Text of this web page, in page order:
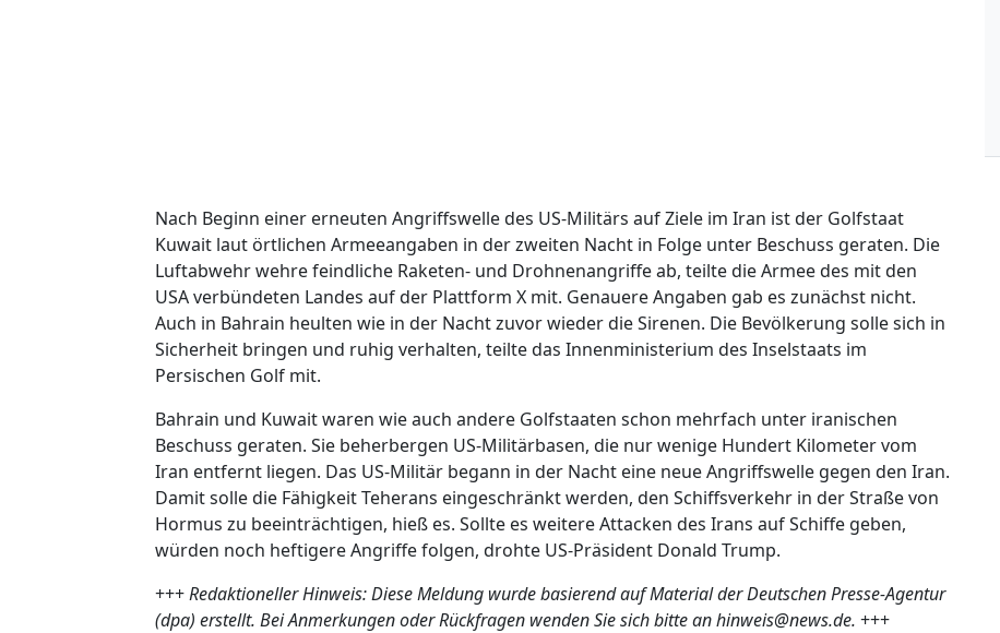
Nach Beginn einer erneuten Angriffswelle des US-Militärs auf Ziele im Iran ist der Golfstaat
Kuwait laut örtlichen Armeeangaben in der zweiten Nacht in Folge unter Beschuss geraten. Die
Luftabwehr wehre feindliche Raketen- und Drohnenangriffe ab, teilte die Armee des mit den
USA verbündeten Landes auf der Plattform X mit. Genauere Angaben gab es zunächst nicht.
Auch in Bahrain heulten wie in der Nacht zuvor wieder die Sirenen. Die Bevölkerung solle sich in
Sicherheit bringen und ruhig verhalten, teilte das Innenministerium des Inselstaats im
Persischen Golf mit.
Bahrain und Kuwait waren wie auch andere Golfstaaten schon mehrfach unter iranischen
Beschuss geraten. Sie beherbergen US-Militärbasen, die nur wenige Hundert Kilometer vom
Iran entfernt liegen. Das US-Militär begann in der Nacht eine neue Angriffswelle gegen den Iran.
Damit solle die Fähigkeit Teherans eingeschränkt werden, den Schiffsverkehr in der Straße von
Hormus zu beeinträchtigen, hieß es. Sollte es weitere Attacken des Irans auf Schiffe geben,
würden noch heftigere Angriffe folgen, drohte US-Präsident Donald Trump.
+++Redaktioneller Hinweis: Diese Meldung wurde basierend auf Material der Deutschen Presse-Agentur
(dpa) erstellt. Bei Anmerkungen oder Rückfragen wenden Sie sich bitte an hinweis@news.de. +++